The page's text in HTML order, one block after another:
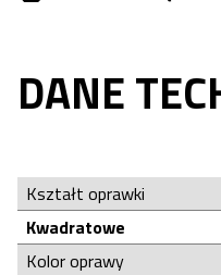
DANE
Kształt oprawki
Kwadratowe
Kolor oprawy